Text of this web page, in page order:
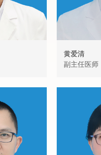
黄爱清
副主任医师